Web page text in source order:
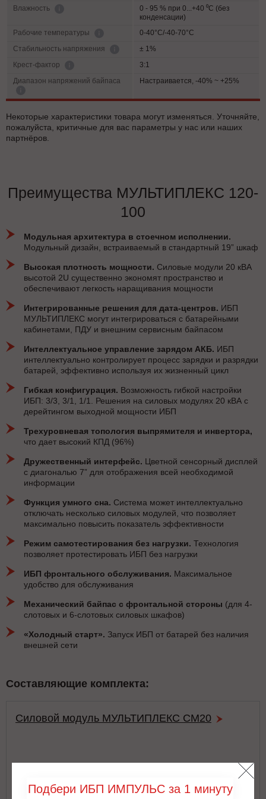
Влажность
0 - 95 % при 0...+40 ⁰С (без
конденсации)
Рабочие температуры
0-40°C/-40-70°C
Cтабильность напряжения
± 1%
Крест-фактор
3:1
Диапазон напряжений байпаса
Настраивается, -40% ~ +25%
Некоторые характеристики товара могут изменяться. Уточняйте,
пожалуйста, критичные для вас параметры у нас или наших
партнёров.
Преимущества МУЛЬТИПЛЕКС 120-
100
Модульная архитектура в стоечном исполнении.
Модульный дизайн, встраиваемый в стандартный 19” шкаф
Высокая плотность мощности. Силовые модули 20 кВА
высотой 2U существенно экономят пространство и
обеспечивают легкость наращивания мощности
Интегрированные решения для дата-центров. ИБП
МУЛЬТИПЛЕКС могут интегрироваться с батарейными
кабинетами, ПДУ и внешним сервисным байпасом
Интеллектуальное управление зарядом АКБ. ИБП
интеллектуально контролирует процесс зарядки и разрядки
батарей, эффективно используя их жизненный цикл
Гибкая конфигурация. Возможность гибкой настройки
ИБП: 3/3, 3/1, 1/1. Решения на силовых модулях 20 кВА с
дерейтингом выходной мощности ИБП
Трехуровневая топология выпрямителя и инвертора,
что дает высокий КПД (96%)
Дружественный интерфейс. Цветной сенсорный дисплей
с диагональю 7” для отображения всей необходимой
информации
Функция умного сна. Система может интеллектуально
отключать несколько силовых модулей, что позволяет
максимально повысить показатель эффективности
Режим самотестирования без нагрузки. Технология
позволяет протестировать ИБП без нагрузки
ИБП фронтального обслуживания. Максимальное
удобство для обслуживания
Механический байпас с фронтальной стороны (для 4-
слотовых и 6-слотовых силовых шкафов)
«Холодный старт». Запуск ИБП от батарей без наличия
внешней сети
Составляющие комплекта:
Силовой модуль МУЛЬТИПЛЕКС СМ20
Подбери ИБП ИМПУЛЬС за 1 минуту